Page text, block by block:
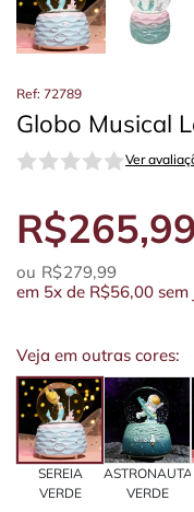
Ref: 72789
Globo Musical
Ver
R$265,99
R$279,99
em 5x de R$56,00
Veja em outras cores:
SEREIA
VERDE
ASTRONAUTA
VERDE